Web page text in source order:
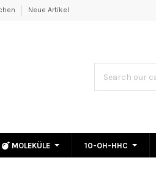
Neue Artikel
MOLEKÜLE 10-OH-HHC